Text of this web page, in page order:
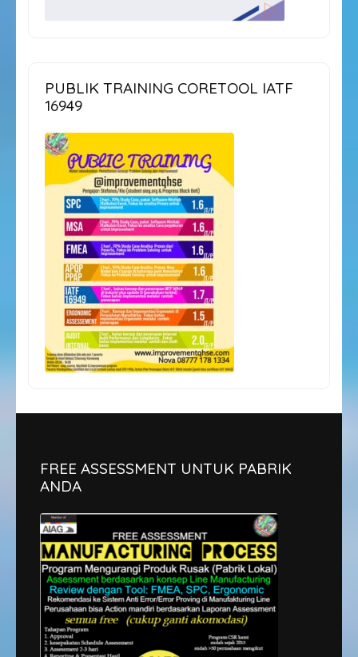
PUBLIK TRAINING CORETOOL IATF
16949
FREE ASSESSMENT UNTUK PABRIK
ANDA